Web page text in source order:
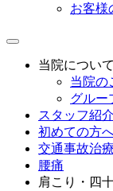
お客様
当院について
当院の
グルー
スタッフ紹介
初めての方
交通事故治療
腰痛
肩こり・四